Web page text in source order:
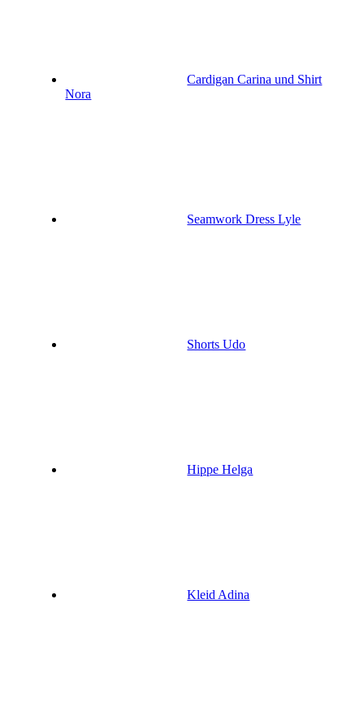
Cardigan Carina und Shirt
Nora
Seamwork Dress Lyle
Shorts Udo
Hippe Helga
Kleid Adina